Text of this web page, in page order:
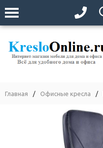
Главная / Офисные кресла /